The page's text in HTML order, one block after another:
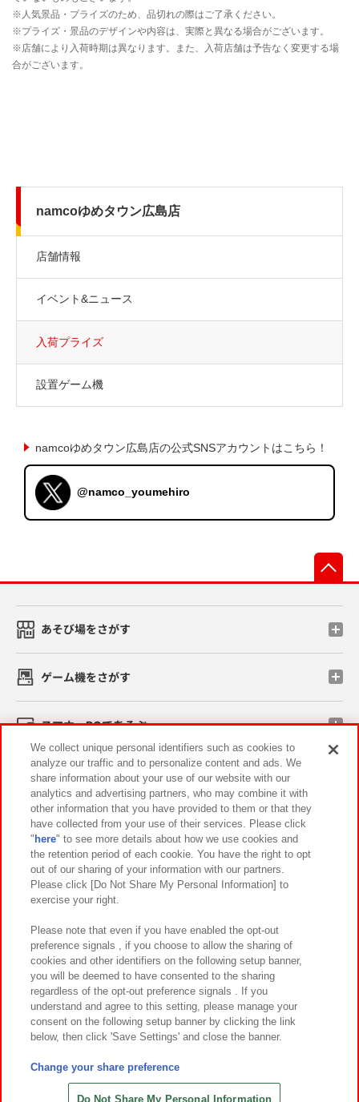
namcoゆめタウン広島店
店舗情報
イベント&ニュース
入荷プライズ
設置ゲーム機
namcoゆめタウン広島店の公式SNSアカウントはこちら！
@namco_youmehiro
あそび場をさがす
ゲーム機をさがす
スマホ・PCであそぶ
イベント・キャンペーン
関連会社 サステナビリティ サイトポリシー
プライバシーポリシー ウェブアクセシビリティ方針と検証結果
お取引先さまとともに
カスタマーハラスメント対応方針 よくあるご質問・お問い合わせ
©Bandai Namco Amusement Inc.
©Bandai Namco Amusement Lab Inc.
©HANAYASHIKI Co., Ltd. All Rights Reserved.
We collect unique personal identifiers such as cookies to
analyze our traffic and to personalize content and ads. We
share information about your use of our website with our
analytics and advertising partners, who may combine it with
other information that you have provided to them or that they
have collected from your use of their services. Please click
" here" to see more details about how we use cookies and
the retention period of each cookie. You have the right to opt
out of our sharing of your information with our partners.
Please click [Do Not Share My Personal Information] to
exercise your right.
Please note that even if you have enabled the opt-out
preference signals , if you choose to allow the sharing of
cookies and other identifiers on the following setup banner,
you will be deemed to have consented to the sharing
regardless of the opt-out preference signals . If you
understand and agree to this setting, please manage your
consent on the following setup banner by clicking the link
below, then click 'Save Settings' and close the banner.
Change your share preference
Do Not Share My Personal Information